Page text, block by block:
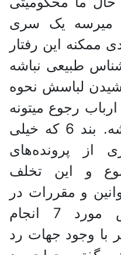
میرسه یک سری
ممکنه این رفتار
طبیعی نباشه
لباسش نحوه
رجوع میتونه
از مصادیق این بند باشه. بند 6 که خیلی
از پرونده‌های
و این تخلف
و مقررات در
اظهار نظر کارشناس مورد 7 انجام
با وجود جهات رد